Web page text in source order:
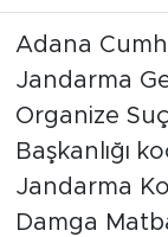
Adana
Jandarma
Organize
Başkanlığı
Jandarma
Damga